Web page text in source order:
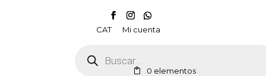
CAT Mi cuenta
productos
0 elementos